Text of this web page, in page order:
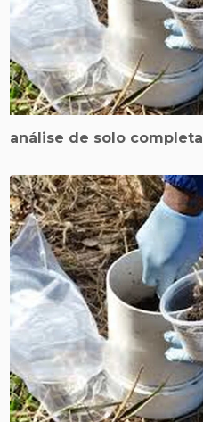
análise de solo completa